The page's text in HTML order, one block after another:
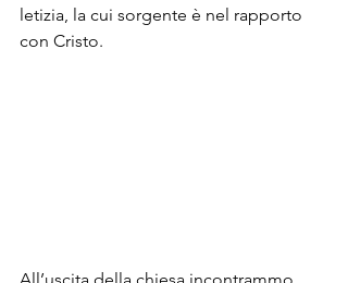
letizia, la cui sorgente è nel rapporto
con Cristo.